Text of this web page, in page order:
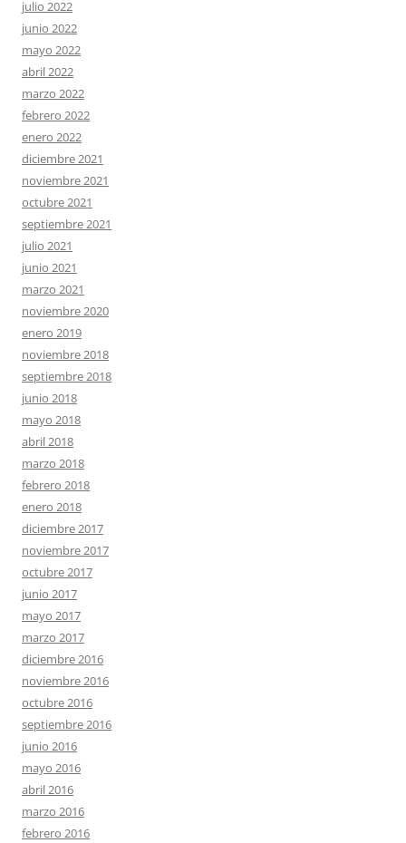
julio 2022
junio 2022
mayo 2022
abril 2022
marzo 2022
febrero 2022
enero 2022
diciembre 2021
noviembre 2021
octubre 2021
septiembre 2021
julio 2021
junio 2021
marzo 2021
noviembre 2020
enero 2019
noviembre 2018
septiembre 2018
junio 2018
mayo 2018
abril 2018
marzo 2018
febrero 2018
enero 2018
diciembre 2017
noviembre 2017
octubre 2017
junio 2017
mayo 2017
marzo 2017
diciembre 2016
noviembre 2016
octubre 2016
septiembre 2016
junio 2016
mayo 2016
abril 2016
marzo 2016
febrero 2016